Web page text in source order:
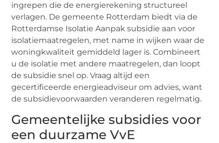
ingrepen die de energierekening structureel
verlagen. De gemeente Rotterdam biedt via de
Rotterdamse Isolatie Aanpak subsidie aan voor
isolatiemaatregelen, met name in wijken waar de
woningkwaliteit gemiddeld lager is. Combineert
u de isolatie met andere maatregelen, dan loopt
de subsidie snel op. Vraag altijd een
gecertificeerde energieadviseur om advies, want
de subsidievoorwaarden veranderen regelmatig.
Gemeentelijke subsidies voor
een duurzame VvE